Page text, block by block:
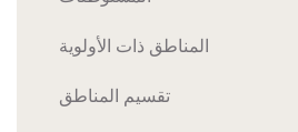
المناطق ذات الأولوية
تقسيم المناطق